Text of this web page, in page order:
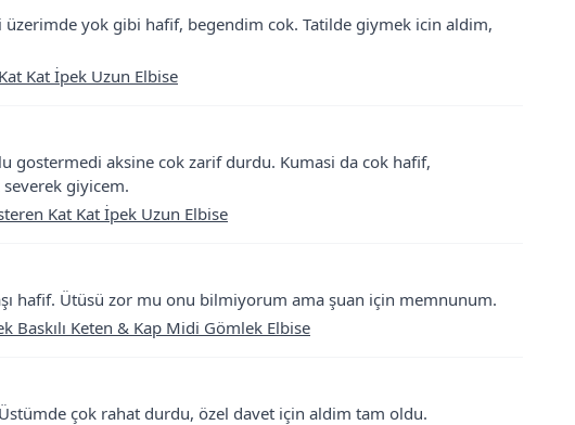
üzerimde yok gibi hafif, begendim cok. Tatilde giymek icin aldim,
Kat İpek Uzun Elbise
gostermedi aksine cok zarif durdu. Kumasi da cok hafif,
giyicem.
Kat Kat İpek Uzun Elbise
hafif. Ütüsü zor mu onu bilmiyorum ama şuan için memnunum.
Baskılı Keten & Kap Midi Gömlek Elbise
çok rahat durdu, özel davet için aldim tam oldu.